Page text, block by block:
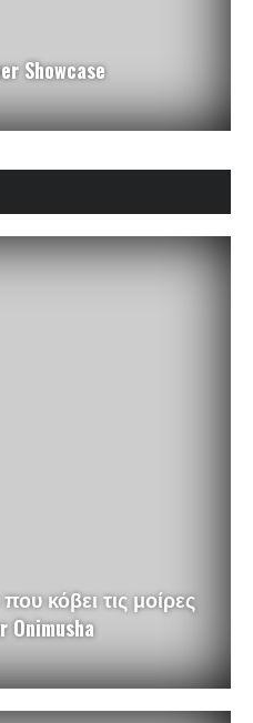
Showcase
κόβει τις μοίρες